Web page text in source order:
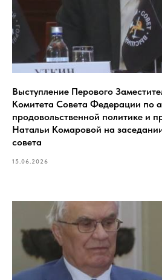
Выступление Перового
Комитета Совета Федерации по
продовольственной политике и
Натальи Комаровой на
совета
15.06.2026